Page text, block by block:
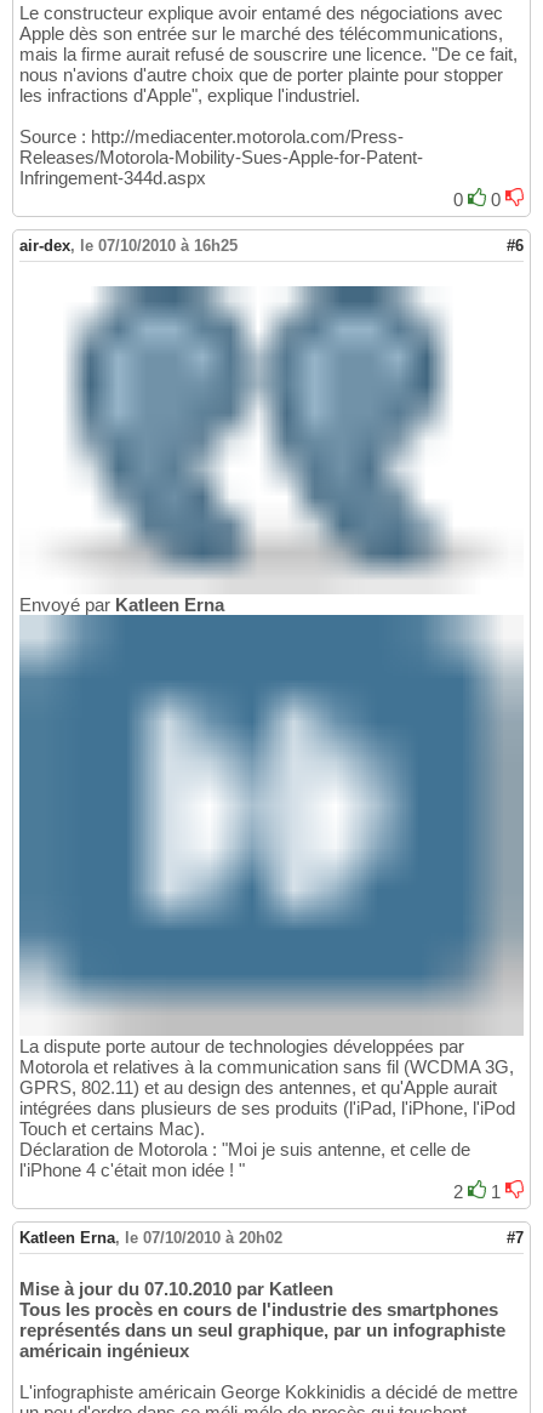
Le constructeur explique avoir entamé des négociations avec
Apple dès son entrée sur le marché des télécommunications,
mais la firme aurait refusé de souscrire une licence. "De ce fait,
nous n'avions d'autre choix que de porter plainte pour stopper
les infractions d'Apple", explique l'industriel.
Source : http://mediacenter.motorola.com/Press-
Releases/Motorola-Mobility-Sues-Apple-for-Patent-
Infringement-344d.aspx
0
0
air-dex, le 07/10/2010 à 16h25 #6
Envoyé par Katleen Erna
La dispute porte autour de technologies développées par
Motorola et relatives à la communication sans fil (WCDMA 3G,
GPRS, 802.11) et au design des antennes, et qu'Apple aurait
intégrées dans plusieurs de ses produits (l'iPad, l'iPhone, l'iPod
Touch et certains Mac).
Déclaration de Motorola : "Moi je suis antenne, et celle de
l'iPhone 4 c'était mon idée ! "
2
1
Katleen Erna, le 07/10/2010 à 20h02 #7
Mise à jour du 07.10.2010 par Katleen
Tous les procès en cours de l'industrie des smartphones
représentés dans un seul graphique, par un infographiste
américain ingénieux
L'infographiste américain George Kokkinidis a décidé de mettre